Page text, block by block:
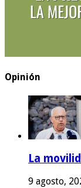
Opinión
La
9 agosto,